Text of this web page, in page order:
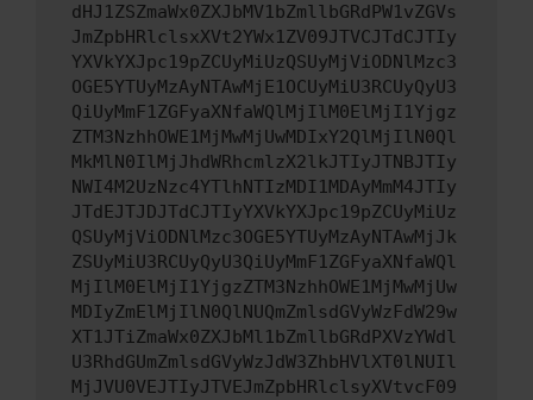
dHJ1ZSZmaWx0ZXJbMV1bZmllbGRdPW1vZGVs
JmZpbHRlclsxXVt2YWx1ZV09JTVCJTdCJTIy
YXVkYXJpc19pZCUyMiUzQSUyMjViODNlMzc3
OGE5YTUyMzAyNTAwMjE1OCUyMiU3RCUyQyU3
QiUyMmF1ZGFyaXNfaWQlMjIlM0ElMjI1Yjgz
ZTM3NzhhOWE1MjMwMjUwMDIxY2QlMjIlN0Ql
MkMlN0IlMjJhdWRhcmlzX2lkJTIyJTNBJTIy
NWI4M2UzNzc4YTlhNTIzMDI1MDAyMmM4JTIy
JTdEJTJDJTdCJTIyYXVkYXJpc19pZCUyMiUz
QSUyMjViODNlMzc3OGE5YTUyMzAyNTAwMjJk
ZSUyMiU3RCUyQyU3QiUyMmF1ZGFyaXNfaWQl
MjIlM0ElMjI1YjgzZTM3NzhhOWE1MjMwMjUw
MDIyZmElMjIlN0QlNUQmZmlsdGVyWzFdW29w
XT1JTiZmaWx0ZXJbMl1bZmllbGRdPXVzYWdl
U3RhdGUmZmlsdGVyWzJdW3ZhbHVlXT0lNUIl
MjJVU0VEJTIyJTVEJmZpbHRlclsyXVtvcF09